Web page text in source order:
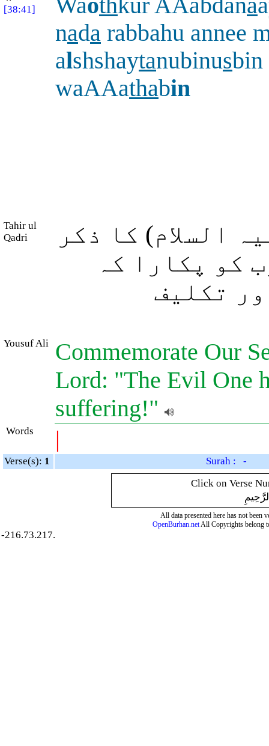
[38:41]
Waothkur AAabdana
nada rabbahu annee
alshshaytanubinusbin
waAAathabin
Tahir ul
Qadri
السلام) کا ذکر
کو پکارا کہ
تکلیف
Yousuf Ali
Commemorate Our
Lord: "The Evil One
suffering!"
Words |
Verse(s): 1
Surah : -
Click on Verse
All data presented here has not been
OpenBurhan.netAll Copyrights belong
-216.73.217.